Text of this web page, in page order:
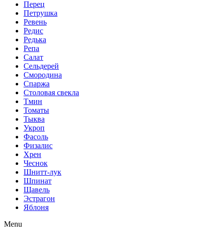
Перец
Петрушка
Ревень
Редис
Редька
Репа
Салат
Сельдерей
Смородина
Спаржа
Столовая свекла
Тмин
Томаты
Тыква
Укроп
Фасоль
Физалис
Хрен
Чеснок
Шнитт-лук
Шпинат
Щавель
Эстрагон
Яблоня
Menu